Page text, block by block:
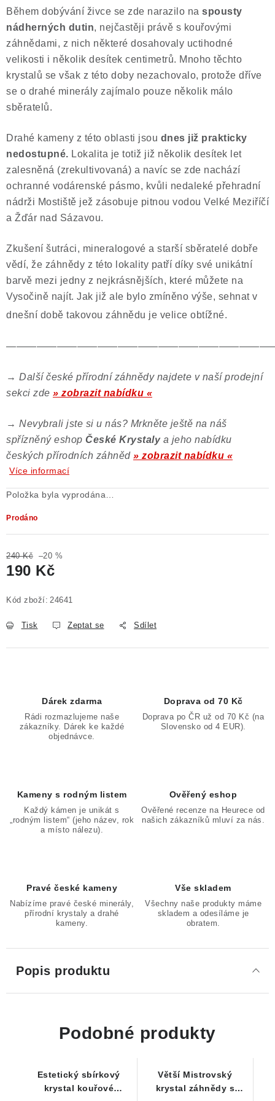
Během dobývání živce se zde narazilo na spousty
nádherných dutin, nejčastěji právě s kouřovými
záhnědami, z nich některé dosahovaly uctihodné
velikosti i několik desítek centimetrů. Mnoho těchto
krystalů se však z této doby nezachovalo, protože dříve
se o drahé minerály zajímalo pouze několik málo
sběratelů.
Drahé kameny z této oblasti jsou dnes již prakticky
nedostupné. Lokalita je totiž již několik desítek let
zalesněná (zrekultivovaná) a navíc se zde nachází
ochranné vodárenské pásmo, kvůli nedaleké přehradní
nádrži Mostiště jež zásobuje pitnou vodou Velké Meziříčí
a Žďár nad Sázavou.
Zkušení šutráci, mineralogové a starší sběratelé dobře
vědí, že záhnědy z této lokality patří díky své unikátní
barvě mezi jedny z nejkrásnějších, které můžete na
Vysočině najít. Jak již ale bylo zmíněno výše, sehnat v
dnešní době takovou záhnědu je velice obtížné.
→ Další české přírodní záhnědy najdete v naší prodejní
sekci zde » zobrazit nabídku «
→ Nevybrali jste si u nás? Mrkněte ještě na náš
spřízněný eshop České Krystaly a jeho nabídku
českých přírodních záhněd » zobrazit nabídku «
Více informací
Položka byla vyprodána…
Prodáno
240 Kč –20 %
190 Kč
Kód zboží: 24641
Tisk Zeptat se Sdílet
Dárek zdarma
Rádi rozmazlujeme naše
zákazníky. Dárek ke každé
objednávce.
Doprava od 70 Kč
Doprava po ČR už od 70 Kč (na
Slovensko od 4 EUR).
Kameny s rodným listem
Každý kámen je unikát s
„rodným listem“ (jeho název, rok
a místo nálezu).
Ověřený eshop
Ověřené recenze na Heurece od
našich zákazníků mluví za nás.
Pravé české kameny
Nabízíme pravé české minerály,
přírodní krystaly a drahé
kameny.
Vše skladem
Všechny naše produkty máme
skladem a odesíláme je
obratem.
Popis produktu
Podobné produkty
Estetický sbírkový
krystal kouřové
Větší Mistrovský
krystal záhnědy s